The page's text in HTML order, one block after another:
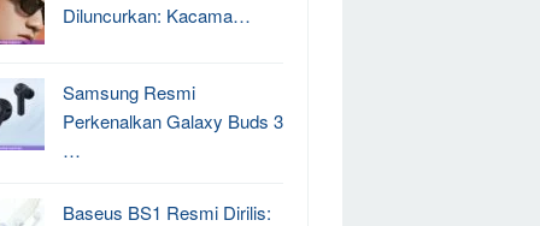
Diluncurkan: Kacama…
Samsung Resmi
Perkenalkan Galaxy Buds 3
…
Baseus BS1 Resmi Dirilis: